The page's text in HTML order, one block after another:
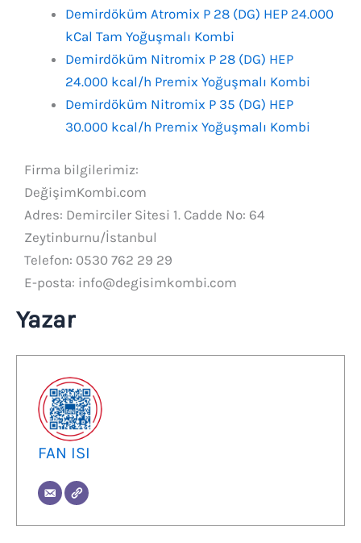
Demirdöküm Atromix P 28 (DG) HEP 24.000
kCal Tam Yoğuşmalı Kombi
Demirdöküm Nitromix P 28 (DG) HEP
24.000 kcal/h Premix Yoğuşmalı Kombi
Demirdöküm Nitromix P 35 (DG) HEP
30.000 kcal/h Premix Yoğuşmalı Kombi
Firma bilgilerimiz:
DeğişimKombi.com
Adres: Demirciler Sitesi 1. Cadde No: 64
Zeytinburnu/İstanbul
Telefon: 0530 762 29 29
E-posta: info@degisimkombi.com
Yazar
FAN ISI